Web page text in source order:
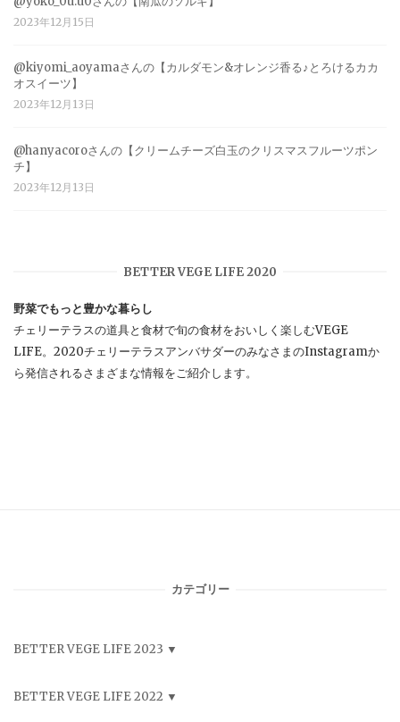
2023年12月15日
@kiyomi_aoyamaさんの【カルダモン&オレンジ香る♪とろけるカカ
オスイーツ】
2023年12月13日
@hanyacoroさんの【クリームチーズ白玉のクリスマスフルーツポン
チ】
2023年12月13日
BETTER VEGE LIFE 2020
野菜でもっと豊かな暮らし
チェリーテラスの道具と食材で旬の食材をおいしく楽しむVEGE
LIFE。2020チェリーテラスアンバサダーのみなさまのInstagramか
ら発信されるさまざまな情報をご紹介します。
カテゴリー
BETTER VEGE LIFE 2023
BETTER VEGE LIFE 2022